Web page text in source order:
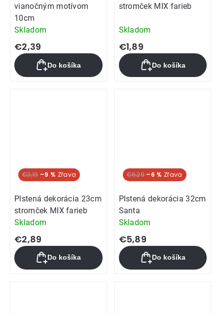
vianočným motívom
10cm
Skladom
€2,39
Do košíka
stromček MIX farieb
Skladom
€1,89
Do košíka
€3,19 –9 %
Plstená dekorácia 23cm
stromček MIX farieb
Skladom
€2,89
Do košíka
€6,29 –6 %
Plstená dekorácia 32cm
Santa
Skladom
€5,89
Do košíka